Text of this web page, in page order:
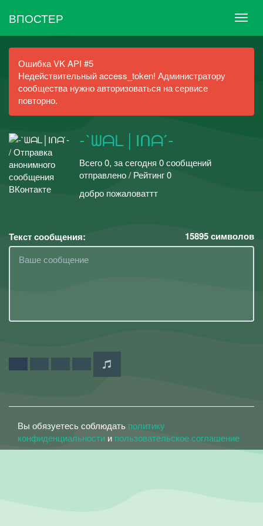
ВПОСТЕР
Ошибка VK API #5
Недействительный access_token! Администратору
сообщества нужно авторизоваться на сервисе
повторно.
-`ᗯᗩᒪ│Iᑎᗩ ́-
Всего 0, за сегодня 0 сообщений
отправлено / Рейтинг 0
добро пожаловаттт
Текст сообщения: 15895символов
Вы обязуетесь соблюдать политику
конфиденциальности и пользовательское соглашение